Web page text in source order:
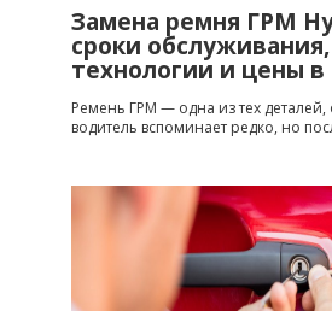
Замена ремня ГРМ
сроки
технологии и цены
Ремень ГРМ — одна из тех деталей,
водитель вспоминает редко, но